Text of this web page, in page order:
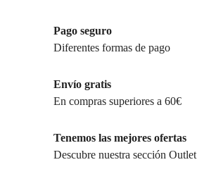
Pago seguro
Diferentes formas de pago
Envío gratis
En compras superiores a 60€
Tenemos las mejores ofertas
Descubre nuestra sección Outlet